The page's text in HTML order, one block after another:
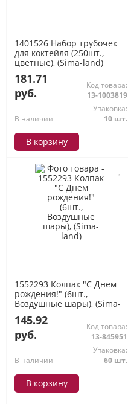
1401526 Набор трубочек
для коктейля (250шт.,
цветные), (Sima-land)
181.71
руб.
Код товара:
13-1003819
В наличии
Упаковка:
10 шт.
В корзину
1552293 Колпак "С Днем
рождения!" (6шт.,
Воздушные шары), (Sima-
145.92
руб.
Код товара:
13-845951
В наличии
Упаковка:
60 шт.
В корзину